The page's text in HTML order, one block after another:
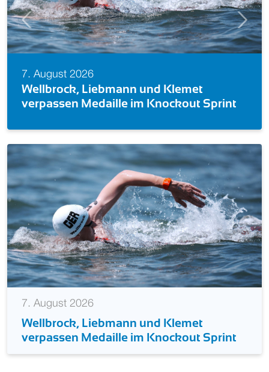
7. August 2026
Europameisterin! Isabel Gose feiert
im Knockout Sprint
Previous Next
7. August 2026
Wellbrock, Liebmann und Klemet
verpassen Medaille im Knockout Sprint